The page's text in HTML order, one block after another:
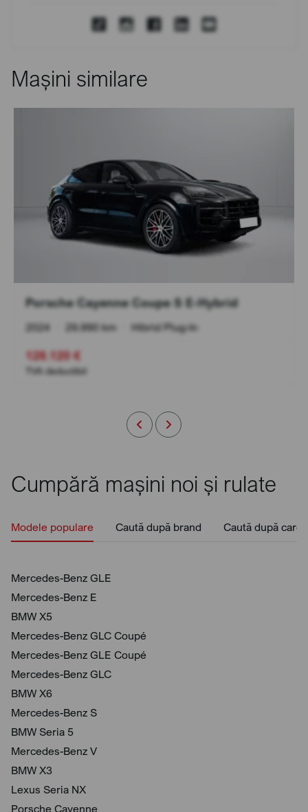
Mașini similare
Porsche Cayenne Coupe S E-Hybrid
2024 29.990 km Hibrid Plug-In
128.120 €
TVA deductibil
Cumpără mașini noi și rulate
Modele populare Caută după brand Caută după
Mercedes-Benz GLE
Mercedes-Benz E
BMW X5
Mercedes-Benz GLC Coupé
Mercedes-Benz GLE Coupé
Mercedes-Benz GLC
BMW X6
Mercedes-Benz S
BMW Seria 5
Mercedes-Benz V
BMW X3
Lexus Seria NX
Porsche Cayenne